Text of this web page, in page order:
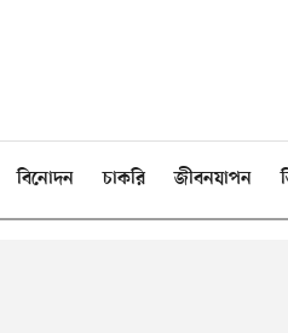
বিনোদন চাকরি জীবনযাপন